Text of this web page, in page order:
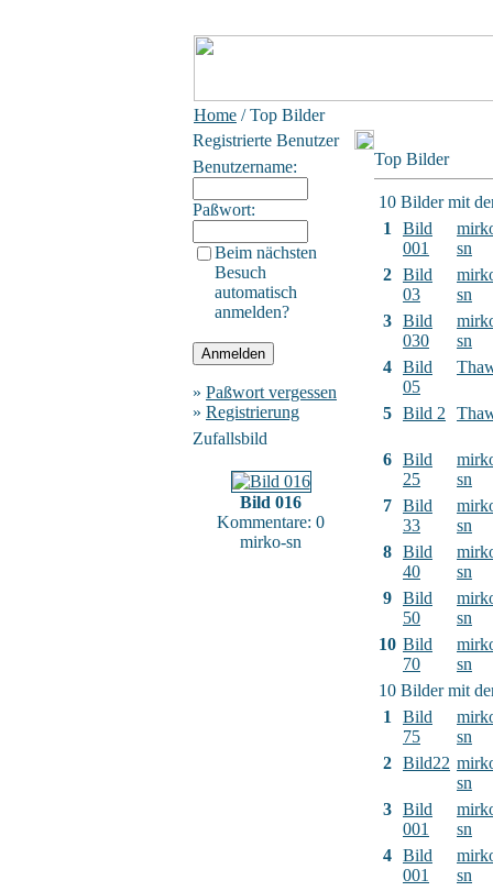
Home / Top Bilder
Registrierte Benutzer
Benutzername:
Paßwort:
Beim nächsten
Besuch
automatisch
anmelden?
» Paßwort vergessen
» Registrierung
Zufallsbild
Bild 016
Kommentare: 0
mirko-sn
Top Bilder
10 Bilder mit
1
Bild
001
sn
2 Bild
03
sn
3 Bild
030
sn
4 Bild
05
5 Bild 2
6 Bild
25
sn
7 Bild
33
sn
8 Bild
40
sn
9 Bild
50
sn
10 Bild
70
sn
10 Bilder mit
1
Bild
75
sn
2 Bild22
sn
3 Bild
001
sn
4 Bild
001
sn